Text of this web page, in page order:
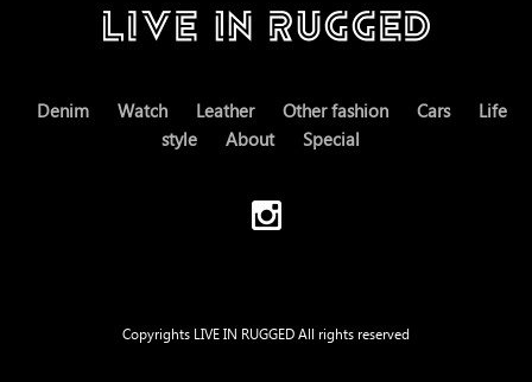
Denim Watch Leather Other fashion Cars
Life
style
About Special
Copyrights LIVE IN RUGGED All rights reserved